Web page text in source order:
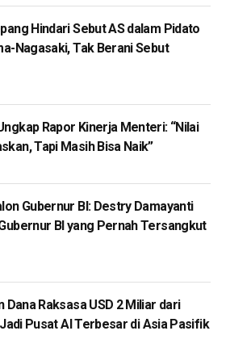
Hindari Sebut AS dalam Pidato
Nagasaki, Tak Berani Sebut
Rapor Kinerja Menteri: “Nilai
Tapi Masih Bisa Naik”
Gubernur BI: Destry Damayanti
BI yang Pernah Tersangkut
Dana Raksasa USD 2 Miliar dari
Pusat AI Terbesar di Asia Pasifik